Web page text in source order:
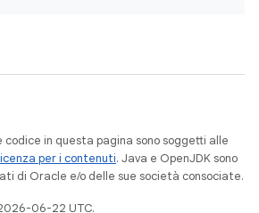
codice in questa pagina sono soggetti alle
per i contenuti. Java e OpenJDK sono
di Oracle e/o delle sue società consociate.
06-22 UTC.